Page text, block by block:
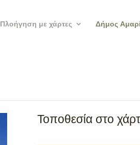
Πλοήγηση με χάρτες Δήμος
Τοποθεσία στο